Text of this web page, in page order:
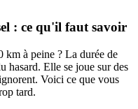
: ce qu'il faut savoir
à peine ? La durée de
hasard. Elle se joue sur des
Voici ce que vous
tard.